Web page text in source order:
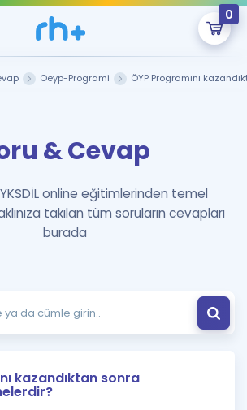
0
Şifremi Hatırlamıyorum
GİRİŞ YAP
sınava hazırlayacak onlarca eğitim seni
bekliyor!
İngilizce Gramer
Oeyp-Programi ÖYP Programını
& Cevap
online eğitimlerinden temel
takılan tüm soruların cevapları
burada
kazandıktan sonra